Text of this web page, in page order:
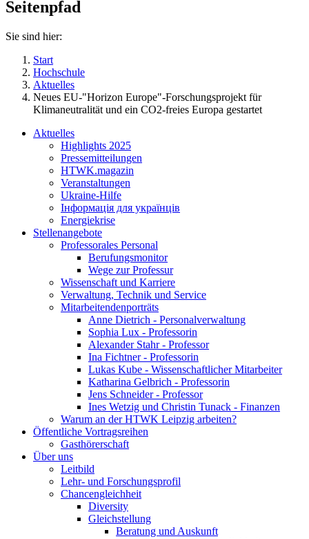
Seitenpfad
Sie sind hier:
Start
Hochschule
Aktuelles
Neues EU-"Horizon Europe"-Forschungsprojekt für
Klimaneutralität und ein CO2-freies Europa gestartet
Aktuelles
Highlights 2025
Pressemitteilungen
HTWK.magazin
Veranstaltungen
Ukraine-Hilfe
Інформація для українців
Energiekrise
Stellenangebote
Professorales Personal
Berufungsmonitor
Wege zur Professur
Wissenschaft und Karriere
Verwaltung, Technik und Service
Mitarbeitendenporträts
Anne Dietrich - Personalverwaltung
Sophia Lux - Professorin
Alexander Stahr - Professor
Ina Fichtner - Professorin
Lukas Kube - Wissenschaftlicher Mitarbeiter
Katharina Gelbrich - Professorin
Jens Schneider - Professor
Ines Wetzig und Christin Tunack - Finanzen
Warum an der HTWK Leipzig arbeiten?
Öffentliche Vortragsreihen
Gasthörerschaft
Über uns
Leitbild
Lehr- und Forschungsprofil
Chancengleichheit
Diversity
Gleichstellung
Beratung und Auskunft